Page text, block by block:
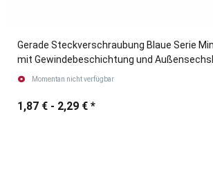
Gerade Steckverschraubung Blaue Serie
mit Gewindebeschichtung und
Momentan nicht verfügbar
1,87 € - 2,29 € *